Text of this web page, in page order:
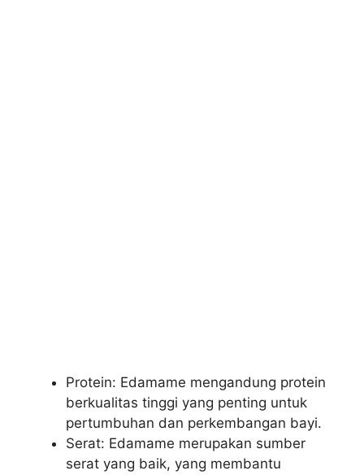
Protein: Edamame mengandung protein
berkualitas tinggi yang penting untuk
pertumbuhan dan perkembangan bayi.
Serat: Edamame merupakan sumber
serat yang baik, yang membantu